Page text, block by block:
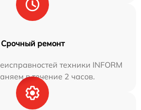
Срочный ремонт
техники INFORM
в течение 2 часов.